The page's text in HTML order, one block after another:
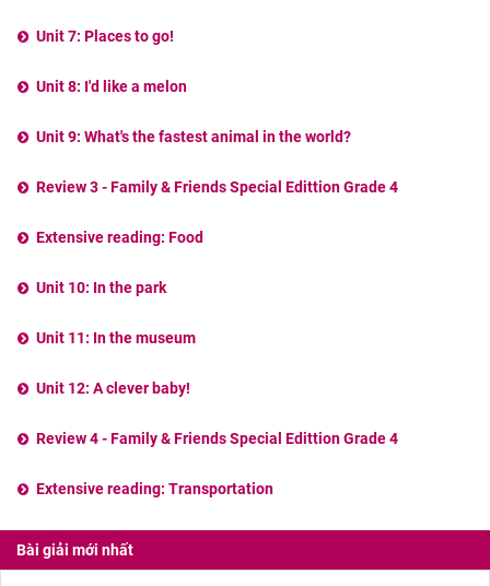
Unit 7: Places to go!
Unit 8: I'd like a melon
Unit 9: What's the fastest animal in the world?
Review 3 - Family & Friends Special Edittion Grade 4
Extensive reading: Food
Unit 10: In the park
Unit 11: In the museum
Unit 12: A clever baby!
Review 4 - Family & Friends Special Edittion Grade 4
Extensive reading: Transportation
Bài giải mới nhất